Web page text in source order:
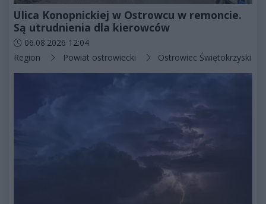
Ulica Konopnickiej w Ostrowcu w remoncie.
Są utrudnienia dla kierowców
Data dodania artykułu:
06.08.2026 12:04
Kategorie artykułu:
Region Powiat ostrowiecki Ostrowiec Świętokrzyski